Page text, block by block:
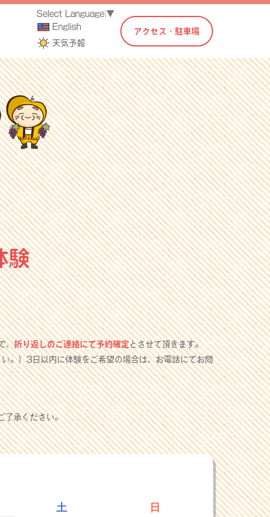
Select Language ▼
English
天気予報
アクセス・駐車場
験
、折り返しのご連絡にて予約確定とさせて頂きます。
。）3日以内に体験をご希望の場合は、お電話にてお問
了承ください。
土 日